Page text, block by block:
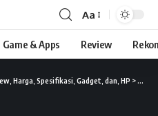
Aa
Game & Apps Review
Harga, Spesifikasi, Gadget, dan, HP >